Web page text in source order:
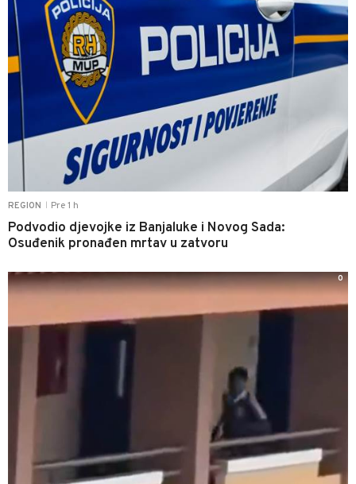
REGION Pre 1 h
Podvodio djevojke iz Banjaluke i Novog Sada:
Osuđenik pronađen mrtav u zatvoru
0